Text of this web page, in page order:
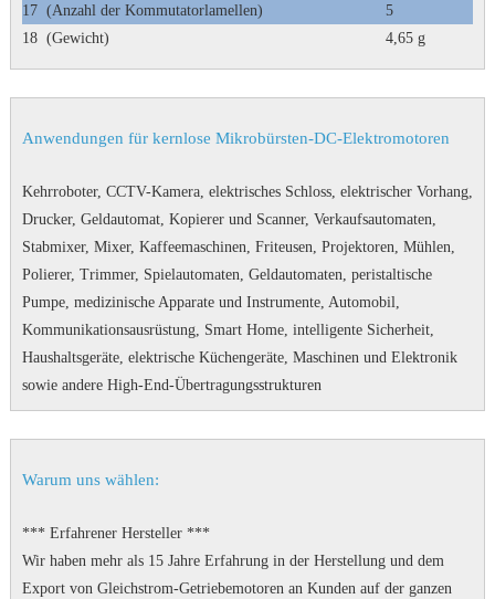
17 (Anzahl der Kommutatorlamellen)
5
18 (Gewicht) 4,65 g
Anwendungen für kernlose Mikrobürsten-DC-Elektromotoren
Kehrroboter, CCTV-Kamera, elektrisches Schloss, elektrischer Vorhang,
Drucker, Geldautomat, Kopierer und Scanner, Verkaufsautomaten,
Stabmixer, Mixer, Kaffeemaschinen, Friteusen, Projektoren, Mühlen,
Polierer, Trimmer, Spielautomaten, Geldautomaten, peristaltische
Pumpe, medizinische Apparate und Instrumente, Automobil,
Kommunikationsausrüstung, Smart Home, intelligente Sicherheit,
Haushaltsgeräte, elektrische Küchengeräte, Maschinen und Elektronik
sowie andere High-End-Übertragungsstrukturen
Warum uns wählen:
*** Erfahrener Hersteller ***
Wir haben mehr als 15 Jahre Erfahrung in der Herstellung und dem
Export von Gleichstrom-Getriebemotoren an Kunden auf der ganzen